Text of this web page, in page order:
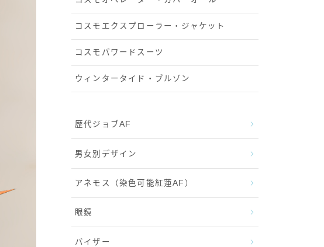
コスモエクスプローラー・ジャケット
コスモパワードスーツ
ウィンタータイド・ブルゾン
歴代ジョブAF
男女別デザイン
アネモス（染色可能紅蓮AF）
眼鏡
バイザー